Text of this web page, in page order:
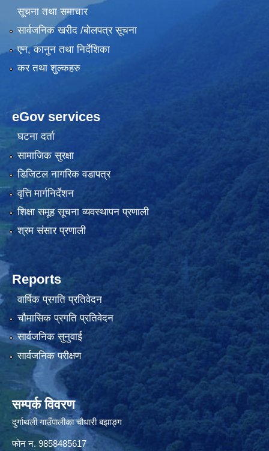
सूचना तथा समाचार
सार्वजनिक खरीद /बोलपत्र सूचना
एन, कानुन तथा निर्देशिका
कर तथा शुल्कहरु
eGov services
घटना दर्ता
सामाजिक सुरक्षा
डिजिटल नागरिक वडापत्र
वृत्ति मार्गनिर्देशन
शिक्षा समूह सूचना व्यवस्थापन प्रणाली
श्रम संसार प्रणाली
Reports
वार्षिक प्रगति प्रतिवेदन
चौमासिक प्रगति प्रतिवेदन
सार्वजनिक सुनुवाई
सार्वजनिक परीक्षण
सम्पर्क विवरण
दुर्गाथली गाउँपालीका चौधारी बझाङ्ग
फोन न.‌ 9858485617